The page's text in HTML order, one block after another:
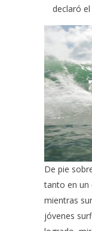
declaró
De pie
tanto en un
mientras
jóvenes